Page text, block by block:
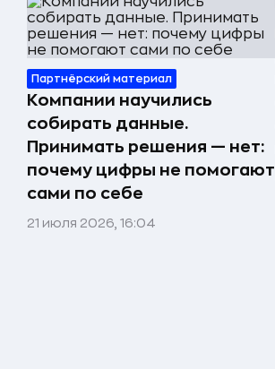
Партнёрский материал
Компании научились
собирать данные.
Принимать решения — нет:
почему цифры не помогают
сами по себе
21 июля 2026, 16:04